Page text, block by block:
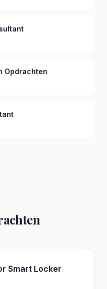
Opdrachten
Smart Locker